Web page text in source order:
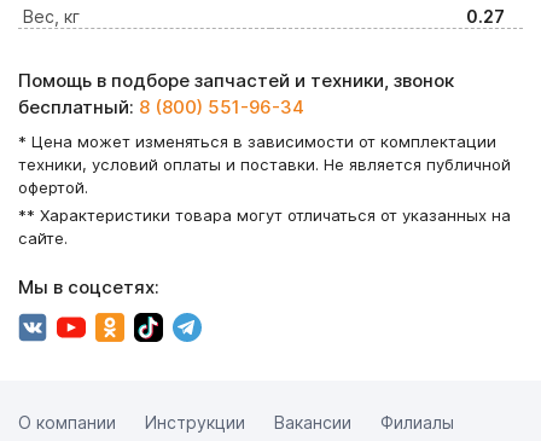
Вес, кг
0.27
Помощь в подборе запчастей и техники, звонок
бесплатный: 8 (800) 551-96-34
* Цена может изменяться в зависимости от комплектации
техники, условий оплаты и поставки. Не является публичной
офертой.
** Характеристики товара могут отличаться от указанных на
сайте.
Мы в соцсетях:
О компании Инструкции Вакансии
Филиалы